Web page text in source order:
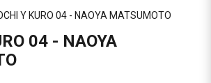
Y KURO 04 - NAOYA MATSUMOTO
04 - NAOYA